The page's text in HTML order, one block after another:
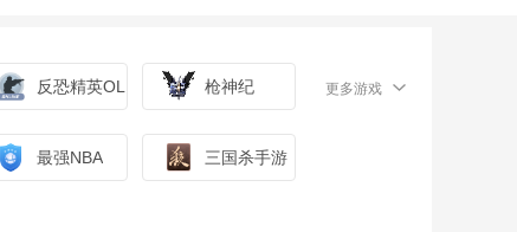
反恐精英OL 枪神纪 更多游戏
最强NBA 三国杀手游